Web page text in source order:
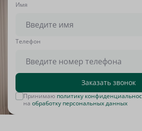
Имя
Tелефон
Заказать звонок
Принимаю политику
на обработку персональных данных